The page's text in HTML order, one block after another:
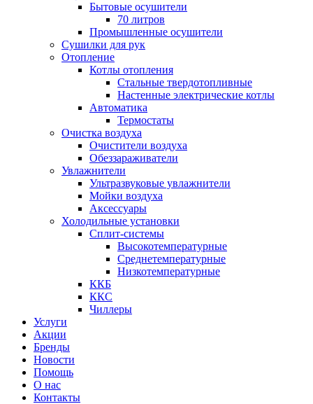
Бытовые осушители
70 литров
Промышленные осушители
Сушилки для рук
Отопление
Котлы отопления
Стальные твердотопливные
Настенные электрические котлы
Автоматика
Термостаты
Очистка воздуха
Очистители воздуха
Обеззараживатели
Увлажнители
Ультразвуковые увлажнители
Мойки воздуха
Аксессуары
Холодильные установки
Сплит-системы
Высокотемпературные
Среднетемпературные
Низкотемпературные
ККБ
ККС
Чиллеры
Услуги
Акции
Бренды
Новости
Помощь
О нас
Контакты